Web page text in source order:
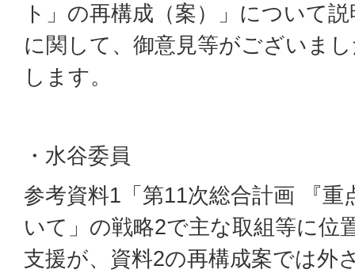
ト」の再構成（案）」について
に関して、御意見等がございま
します。
・水谷委員
参考資料1「第11次総合計画 『
いて」の戦略2で主な取組等に位
支援が、資料2の再構成案では外